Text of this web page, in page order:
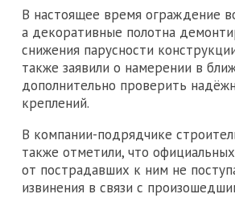
В настоящее время ограждение
а декоративные полотна
снижения парусности
также заявили о намерении в
дополнительно проверить
креплений.
В компании-подрядчике
также отметили, что
от пострадавших к ним не
извинения в связи с